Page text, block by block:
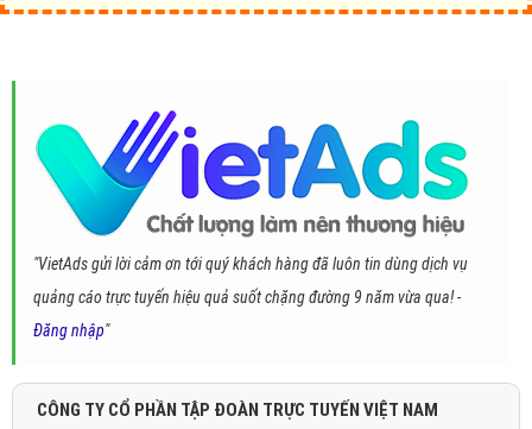
"VietAds gửi lời cảm ơn tới quý khách hàng đã luôn tin dùng dịch vụ
quảng cáo trực tuyến hiệu quả suốt chặng đường 9 năm vừa qua! -
Đăng nhập"
CÔNG TY CỔ PHẦN TẬP ĐOÀN TRỰC TUYẾN VIỆT NAM